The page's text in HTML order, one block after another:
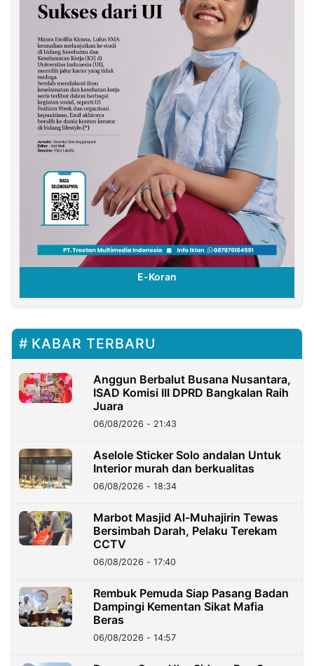
E-Koran
KABAR TERBARU
Anggun Berbalut Busana Nusantara,
ISAD Komisi III DPRD Bangkalan Raih
Juara
06/08/2026 - 21:43
Aselole Sticker Solo andalan Untuk
Interior murah dan berkualitas
06/08/2026 - 18:34
Marbot Masjid Al-Muhajirin Tewas
Bersimbah Darah, Pelaku Terekam
CCTV
06/08/2026 - 17:40
Rembuk Pemuda Siap Pasang Badan
Dampingi Kementan Sikat Mafia
Beras
06/08/2026 - 14:57